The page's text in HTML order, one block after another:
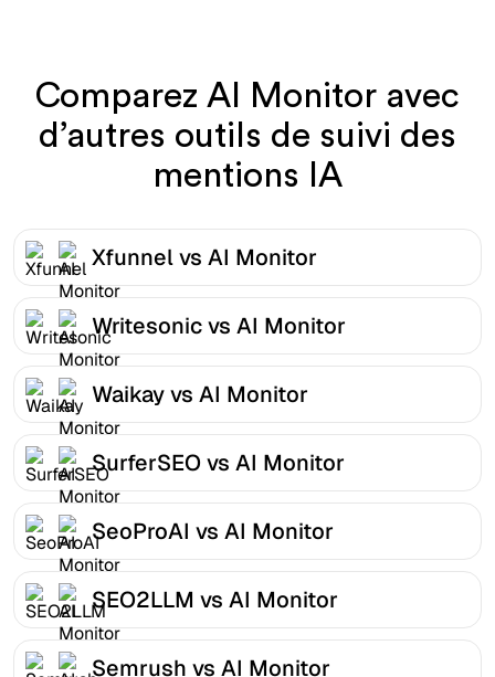
Comparez AI Monitor avec
d’autres outils de suivi des
mentions IA
Xfunnel vs AI Monitor
Writesonic vs AI Monitor
Waikay vs AI Monitor
SurferSEO vs AI Monitor
SeoProAI vs AI Monitor
SEO2LLM vs AI Monitor
Semrush vs AI Monitor